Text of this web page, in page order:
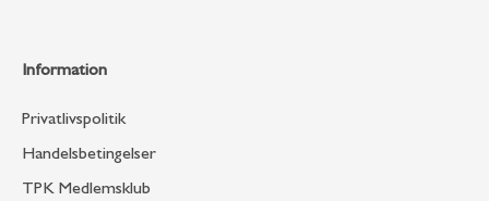
Information
Privatlivspolitik
Handelsbetingelser
TPK Medlemsklub